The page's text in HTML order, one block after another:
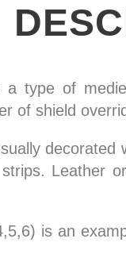
a type of
of shield
Leather
is an